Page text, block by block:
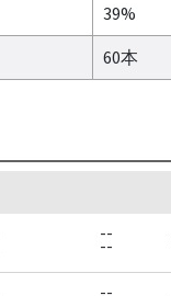
39%
60本
--
--
--